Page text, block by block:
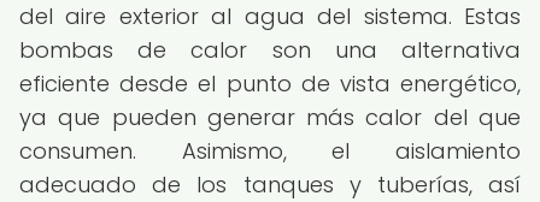
del aire exterior al agua del sistema. Estas
bombas de calor son una alternativa
eficiente desde el punto de vista energético,
ya que pueden generar más calor del que
consumen. Asimismo, el aislamiento
adecuado de los tanques y tuberías, así